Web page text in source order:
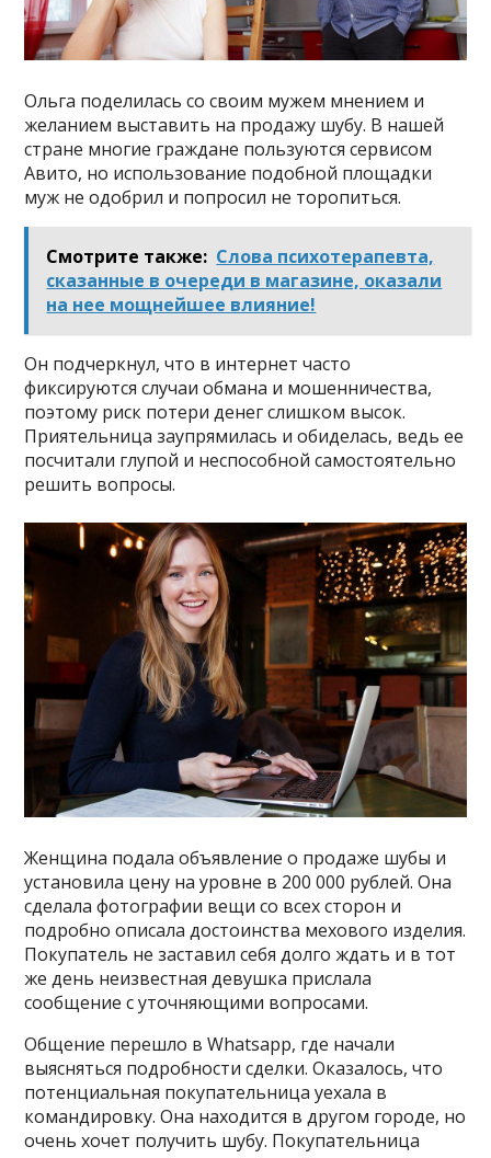
Ольга поделилась со своим мужем мнением и
желанием выставить на продажу шубу. В нашей
стране многие граждане пользуются сервисом
Авито, но использование подобной площадки
муж не одобрил и попросил не торопиться.
Смотрите также: Слова психотерапевта,
сказанные в очереди в магазине, оказали
на нее мощнейшее влияние!
Он подчеркнул, что в интернет часто
фиксируются случаи обмана и мошенничества,
поэтому риск потери денег слишком высок.
Приятельница заупрямилась и обиделась, ведь ее
посчитали глупой и неспособной самостоятельно
решить вопросы.
Женщина подала объявление о продаже шубы и
установила цену на уровне в 200 000 рублей. Она
сделала фотографии вещи со всех сторон и
подробно описала достоинства мехового изделия.
Покупатель не заставил себя долго ждать и в тот
же день неизвестная девушка прислала
сообщение с уточняющими вопросами.
Общение перешло в Whatsapp, где начали
выясняться подробности сделки. Оказалось, что
потенциальная покупательница уехала в
командировку. Она находится в другом городе, но
очень хочет получить шубу. Покупательница